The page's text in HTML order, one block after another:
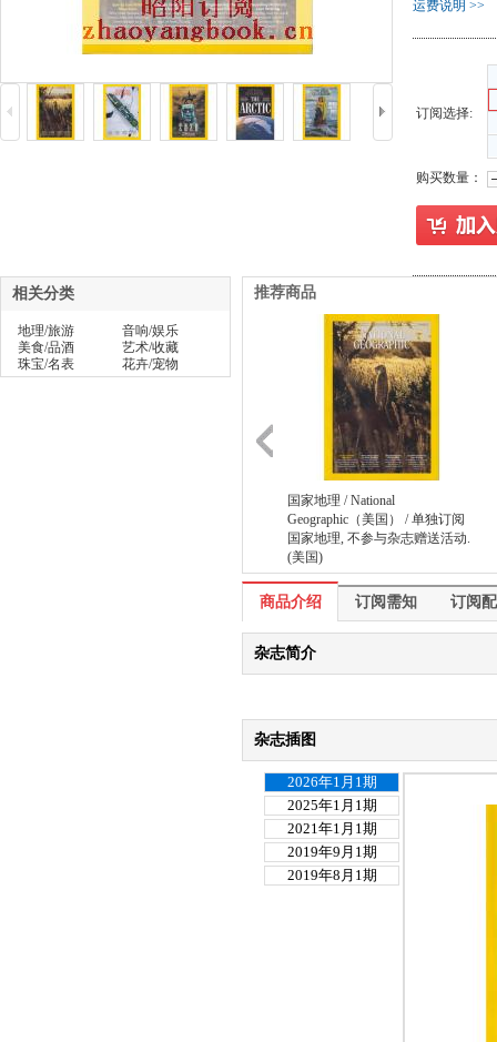
运费说明 >>
订阅选择:
购买数量：
相关分类
地理/旅游
音响/娱乐
美食/品酒
艺术/收藏
珠宝/名表
花卉/宠物
推荐商品
国家地理 / National
Geographic（美国） / 单独订阅
国家地理, 不参与杂志赠送活动.
(美国)
￥765.00 ￥1275.00
商品介绍
商品介绍 订阅需知 订阅
杂志简介
杂志插图
2026年1月1期
2025年1月1期
2021年1月1期
2019年9月1期
2019年8月1期